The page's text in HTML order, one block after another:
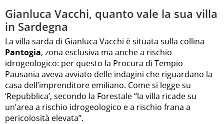
Gianluca Vacchi, quanto vale la sua villa
in Sardegna
La villa sarda di Gianluca Vacchi è situata sulla collina
Pantogia, zona esclusiva ma anche a rischio
idrogeologico: per questo la Procura di Tempio
Pausania aveva avviato delle indagini che riguardano la
casa dell’imprenditore emiliano. Come si legge su
‘Repubblica’, secondo la Forestale “la villa ricade su
un’area a rischio idrogeologico e a rischio frana a
pericolosità elevata”.